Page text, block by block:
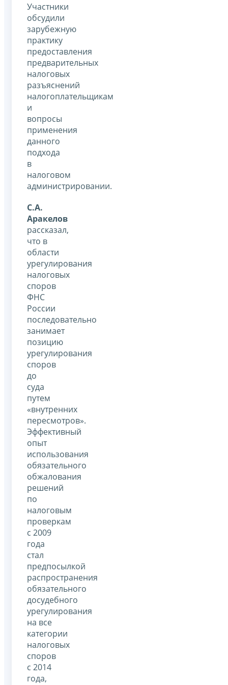
Участники
обсудили
зарубежную
практику
предоставления
предварительных
налоговых
разъяснений
налогоплательщикам
и
вопросы
применения
данного
подхода
в
налоговом
администрировании.
С.А.
Аракелов
рассказал,
что в
области
урегулирования
налоговых
споров
ФНС
России
последовательно
занимает
позицию
урегулирования
споров
до
суда
путем
«внутренних
пересмотров».
Эффективный
опыт
использования
обязательного
обжалования
решений
по
налоговым
проверкам
с 2009
года
стал
предпосылкой
распространения
обязательного
досудебного
урегулирования
на все
категории
налоговых
споров
с 2014
года,